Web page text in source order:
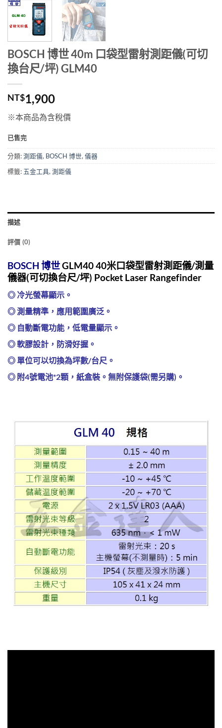
BOSCH 博世 40m 口袋型雷射測距儀(可切
換台尺/坪) GLM40
NT$1,900
※本商品為含稅價
已售完
分類:測距儀, BOSCH 博世, 儀器
標籤: 五金工具, 測距儀
描述
評價 (0)
BOSCH 博世GLM40 40米口袋型雷射測距儀/測量
儀器(可切換台尺/坪) Pocket Laser Rangefinder
◎ 冷光螢幕顯示。
◎ 測量精準，應用範圍廣泛。
◎ 自動斷電功能，低電量顯示。
◎ 軟膠設計，防滑好握。
◎ 單位可以切換為坪數/台尺。
◎ 附4號電池*2顆，紙盒裝。無附保護袋(需另購)。